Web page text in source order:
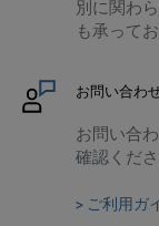
別に関わ
も承って
お問い合わ
お問い合
確認くださ
> ご利用ガ